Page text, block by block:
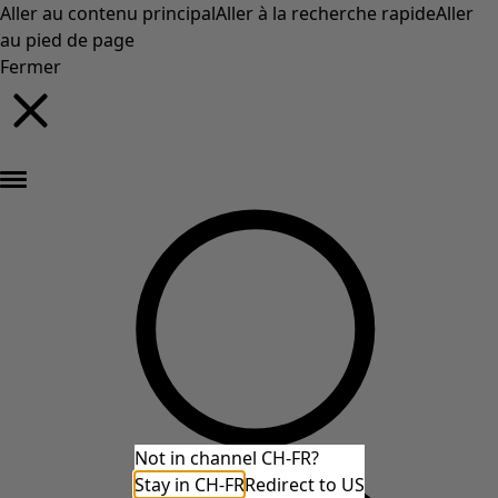
Aller au contenu principalAller à la recherche rapideAller
au pied de page
Fermer
Not in channel CH-FR?
Stay in CH-FRRedirect to US